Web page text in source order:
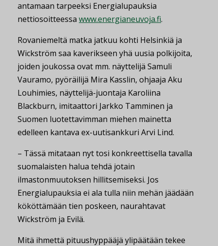
antamaan tarpeeksi Energialupauksia
nettiosoitteessa www.energianeuvoja.fi.
Rovaniemeltä matka jatkuu kohti Helsinkiä ja
Wickström saa kaverikseen yhä uusia polkijoita,
joiden joukossa ovat mm. näyttelijä Samuli
Vauramo, pyöräilijä Mira Kasslin, ohjaaja Aku
Louhimies, näyttelijä-juontaja Karoliina
Blackburn, imitaattori Jarkko Tamminen ja
Suomen luotettavimman miehen mainetta
edelleen kantava ex-uutisankkuri Arvi Lind.
– Tässä mitataan nyt tosi konkreettisella tavalla
suomalaisten halua tehdä jotain
ilmastonmuutoksen hillitsemiseksi. Jos
Energialupauksia ei ala tulla niin mehän jäädään
kököttämään tien poskeen, naurahtavat
Wickström ja Evilä.
Mitä ihmettä pituushyppääjä ylipäätään tekee